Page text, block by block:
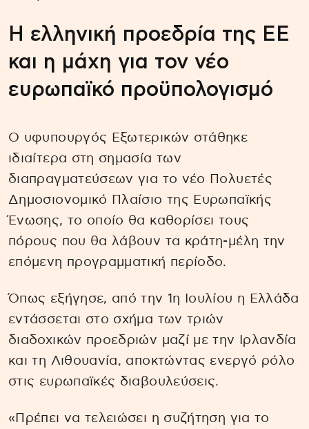
Η ελληνική προεδρία της ΕΕ
και η μάχη για τον νέο
ευρωπαϊκό προϋπολογισμό
Ο υφυπουργός Εξωτερικών στάθηκε
ιδιαίτερα στη σημασία των
διαπραγματεύσεων για το νέο Πολυετές
Δημοσιονομικό Πλαίσιο της Ευρωπαϊκής
Ένωσης, το οποίο θα καθορίσει τους
πόρους που θα λάβουν τα κράτη-μέλη την
επόμενη προγραμματική περίοδο.
Όπως εξήγησε, από την 1η Ιουλίου η Ελλάδα
εντάσσεται στο σχήμα των τριών
διαδοχικών προεδριών μαζί με την Ιρλανδία
και τη Λιθουανία, αποκτώντας ενεργό ρόλο
στις ευρωπαϊκές διαβουλεύσεις.
«Πρέπει να τελειώσει η συζήτηση για το